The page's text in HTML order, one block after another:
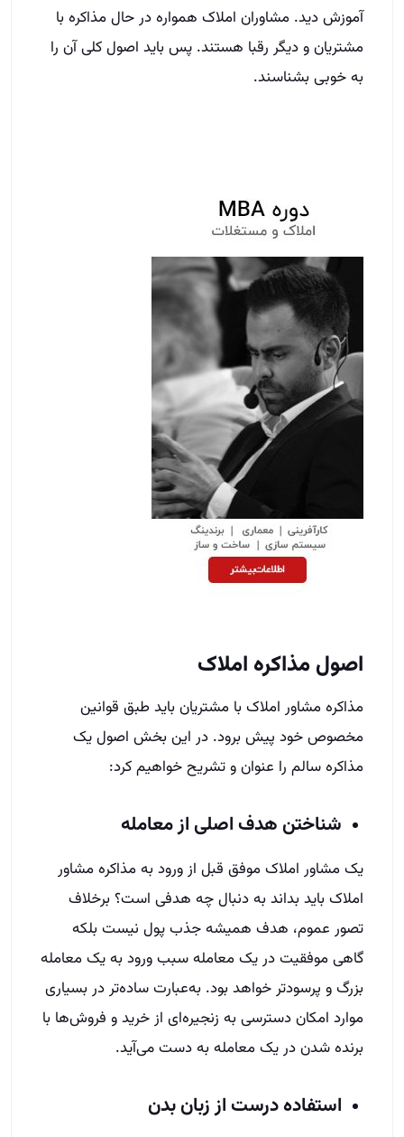
آموزش دید. مشاوران املاک همواره در حال مذاکره با
مشتریان و دیگر رقبا هستند. پس باید اصول کلی آن را
به خوبی بشناسند.
اصول مذاکره املاک
مذاکره مشاور املاک با مشتریان باید طبق قوانین
مخصوص خود پیش برود. در این بخش اصول یک
مذاکره سالم را عنوان و تشریح خواهیم کرد:
شناختن هدف اصلی از معامله
یک مشاور املاک موفق قبل از ورود به مذاکره مشاور
املاک باید بداند به دنبال چه هدفی است؟ برخلاف
تصور عموم، هدف همیشه جذب پول نیست بلکه
گاهی موفقیت در یک معامله سبب ورود به یک معامله
بزرگ و پرسودتر خواهد بود. به‌عبارت ساده‌تر در بسیاری
موارد امکان دسترسی به زنجیره‌ای از خرید و فروش‌ها با
برنده شدن در یک معامله به دست می‌آید.
استفاده درست از زبان بدن